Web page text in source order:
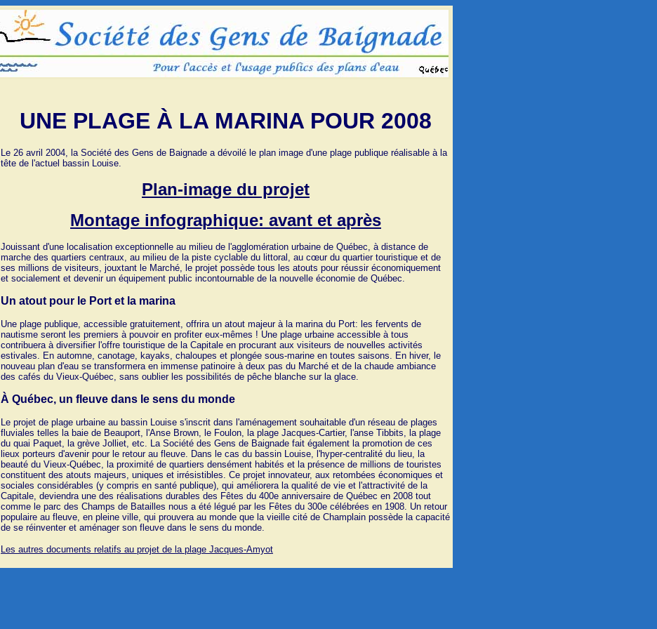
UNE PLAGE À LA MARINA POUR 2008
Le 26 avril 2004, la Société des Gens de Baignade a dévoilé le plan image d'une plage publique réalisable à la
tête de l'actuel bassin Louise.
Plan-image du projet
Montage infographique: avant et après
Jouissant d'une localisation exceptionnelle au milieu de l'agglomération urbaine de Québec, à distance de
marche des quartiers centraux, au milieu de la piste cyclable du littoral, au cœur du quartier touristique et de
ses millions de visiteurs, jouxtant le Marché, le projet possède tous les atouts pour réussir économiquement
et socialement et devenir un équipement public incontournable de la nouvelle économie de Québec.
Un atout pour le Port et la marina
Une plage publique, accessible gratuitement, offrira un atout majeur à la marina du Port: les fervents de
nautisme seront les premiers à pouvoir en profiter eux-mêmes ! Une plage urbaine accessible à tous
contribuera à diversifier l'offre touristique de la Capitale en procurant aux visiteurs de nouvelles activités
estivales. En automne, canotage, kayaks, chaloupes et plongée sous-marine en toutes saisons. En hiver, le
nouveau plan d'eau se transformera en immense patinoire à deux pas du Marché et de la chaude ambiance
des cafés du Vieux-Québec, sans oublier les possibilités de pêche blanche sur la glace.
À Québec, un fleuve dans le sens du monde
Le projet de plage urbaine au bassin Louise s'inscrit dans l'aménagement souhaitable d'un réseau de plages
fluviales telles la baie de Beauport, l'Anse Brown, le Foulon, la plage Jacques-Cartier, l'anse Tibbits, la plage
du quai Paquet, la grève Jolliet, etc. La Société des Gens de Baignade fait également la promotion de ces
lieux porteurs d'avenir pour le retour au fleuve. Dans le cas du bassin Louise, l'hyper-centralité du lieu, la
beauté du Vieux-Québec, la proximité de quartiers densément habités et la présence de millions de touristes
constituent des atouts majeurs, uniques et irrésistibles. Ce projet innovateur, aux retombées économiques et
sociales considérables (y compris en santé publique), qui améliorera la qualité de vie et l'attractivité de la
Capitale, deviendra une des réalisations durables des Fêtes du 400e anniversaire de Québec en 2008 tout
comme le parc des Champs de Batailles nous a été légué par les Fêtes du 300e célébrées en 1908. Un retour
populaire au fleuve, en pleine ville, qui prouvera au monde que la vieille cité de Champlain possède la capacité
de se réinventer et aménager son fleuve dans le sens du monde.
Les autres documents relatifs au projet de la plage Jacques-Amyot